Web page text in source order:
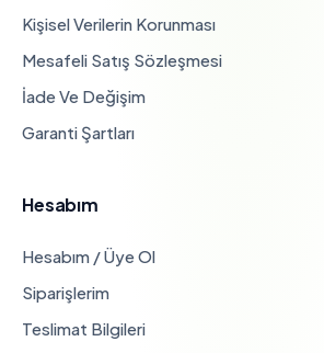
Kişisel Verilerin Korunması
Mesafeli Satış Sözleşmesi
İade Ve Değişim
Garanti Şartları
Hesabım
Hesabım / Üye Ol
Siparişlerim
Teslimat Bilgileri